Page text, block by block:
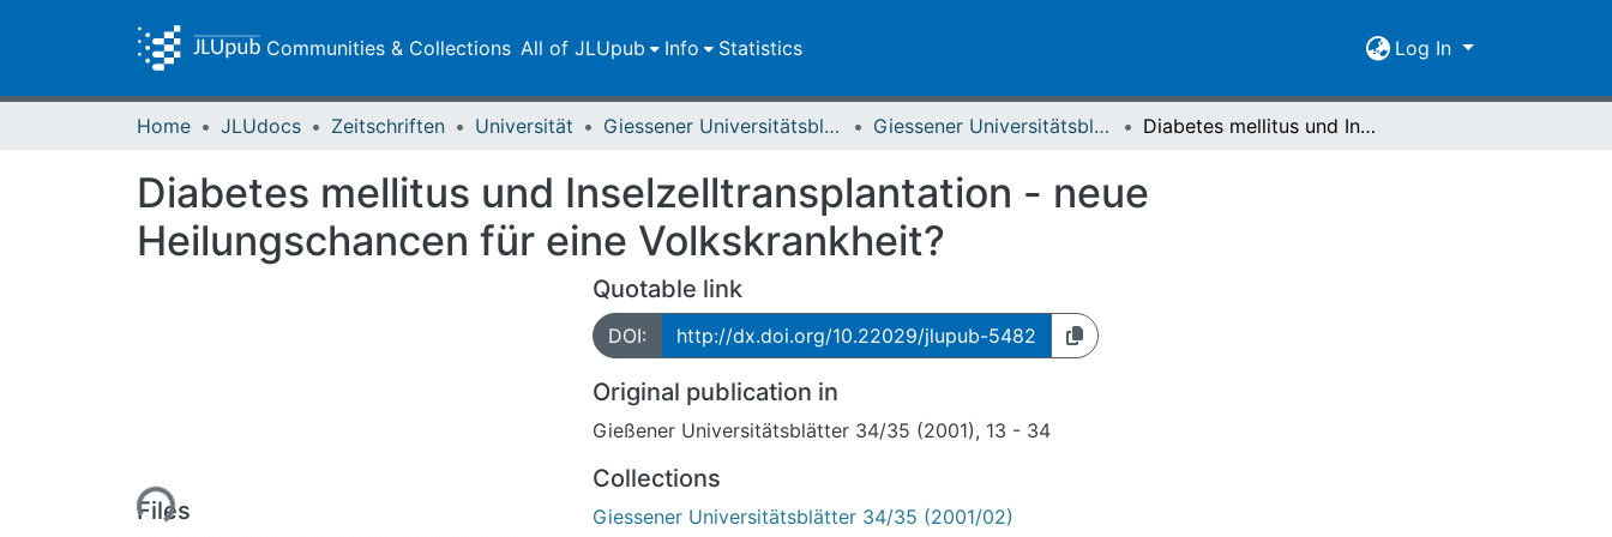
Communities & Collections All of JLUpub Info Statistics Log In
Home JLUdocs Zeitschriften Universität Giessener Universitätsblätter Giessener Universitätsblätter 34/35 (2001/02) Diabetes mellitus und Inselzelltransplantation - neue Heilungschancen für eine Volkskrankheit?
Diabetes mellitus und Inselzelltransplantation - neue
Heilungschancen für eine Volkskrankheit?
Loading...
Files
Quotable link
DOI: http://dx.doi.org/10.22029/jlupub-5482
Original publication in
Gießener Universitätsblätter 34/35 (2001), 13 - 34
Collections
Giessener Universitätsblätter 34/35 (2001/02)